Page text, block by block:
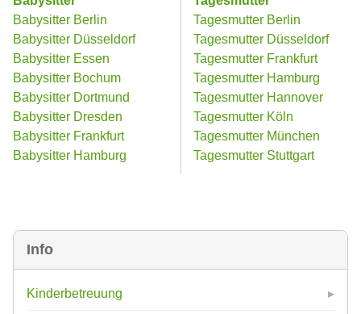
Info
Kinderbetreuung
Babysitter Berlin
Babysitter Düsseldorf
Babysitter Essen
Babysitter Bochum
Babysitter Dortmund
Babysitter Dresden
Babysitter Frankfurt
Babysitter Hamburg
Tagesmutter Berlin
Tagesmutter Düsseldorf
Tagesmutter Frankfurt
Tagesmutter Hamburg
Tagesmutter Hannover
Tagesmutter Köln
Tagesmutter München
Tagesmutter Stuttgart